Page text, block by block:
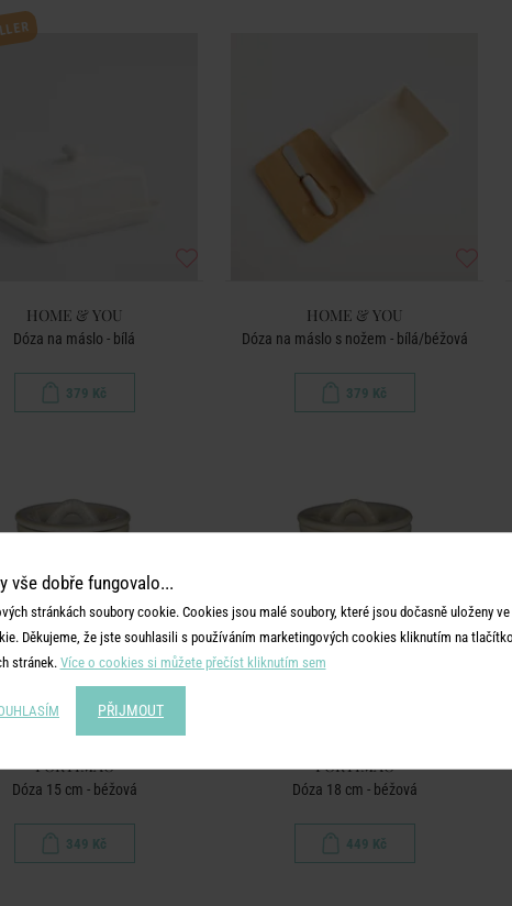
HOME & YOU
Dóza na máslo - bílá
379 Kč
HOME & YOU
Dóza na máslo s nožem - bílá/béžová
379 Kč
PORTIMAO
Dóza 15 cm - béžová
349 Kč
PORTIMAO
Dóza 18 cm - béžová
449 Kč
vše dobře fungovalo...
stránkách soubory cookie. Cookies jsou malé soubory, které jsou dočasně uloženy
Děkujeme, že jste souhlasili s používáním marketingových cookies kliknutím na
stránek. Více o cookies si můžete přečíst kliknutím sem
PŘIJMOUT